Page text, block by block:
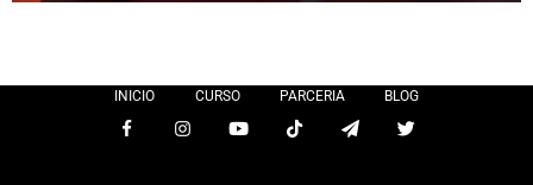
INICIO CURSO PARCERIA BLOG